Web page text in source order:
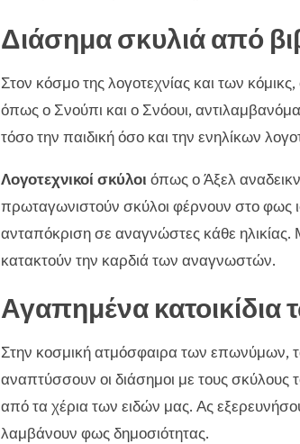
Διάσημα σκυλιά από
Στον κόσμο της λογοτεχνίας και των
όπως ο Σνούπι και ο Σνόουι,
τόσο την παιδική όσο και την ενηλίκων
Λογοτεχνικοί σκύλοι όπως ο Άξελ
πρωταγωνιστούν σκύλοι φέρνουν στο φως
ανταπόκριση σε αναγνώστες κάθε ηλικίας.
κατακτούν την καρδιά των αναγνωστών.
Αγαπημένα
Στην κοσμική ατμόσφαιρα των επωνύμων,
αναπτύσσουν οι διάσημοι με τους σκύλους
από τα χέρια των ειδών μας. Ας
λαμβάνουν φως δημοσιότητας.